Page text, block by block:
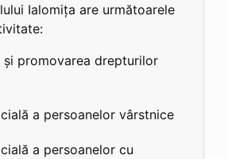
Ialomița are următoarele
și promovarea drepturilor
a persoanelor vârstnice
a persoanelor cu